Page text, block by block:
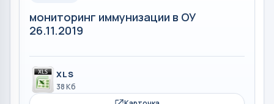
мониторинг иммунизации в ОУ
26.11.2019
XLS
38 Кб